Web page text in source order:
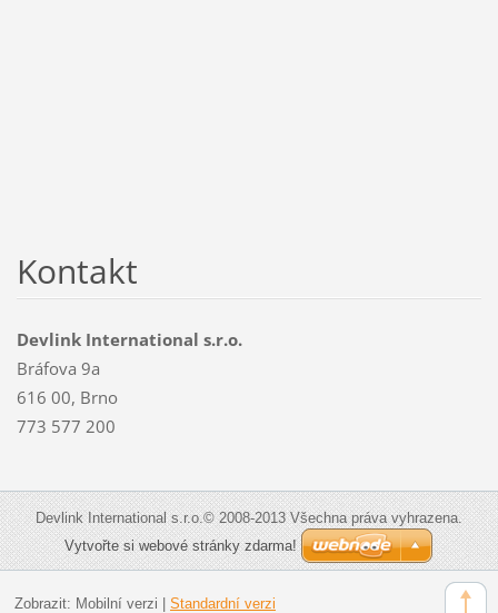
Kontakt
Devlink International s.r.o.
Bráfova 9a
616 00, Brno
773 577 200
Devlink International s.r.o.© 2008-2013 Všechna práva vyhrazena.
Vytvořte si webové stránky zdarma!
Zobrazit: Mobilní verzi Standardní verzi